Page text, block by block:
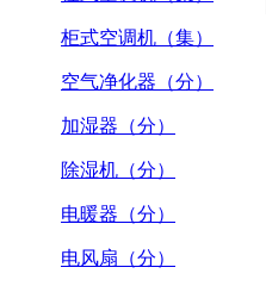
柜式空调机（集）
空气净化器（分）
加湿器（分）
除湿机（分）
电暖器（分）
电风扇（分）